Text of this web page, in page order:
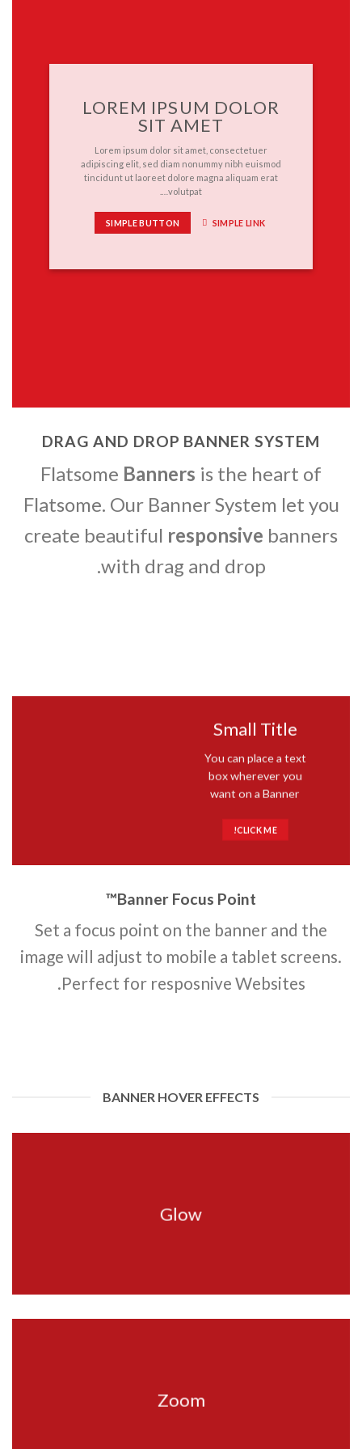
LOREM IPSUM DOLOR
SIT AMET
Lorem ipsum dolor sit amet, consectetuer
adipiscing elit, sed diam nonummy nibh euismod
tincidunt ut laoreet dolore magna aliquam erat
volutpat….
SIMPLE LINK
SIMPLE BUTTON
DRAG AND DROP BANNER SYSTEM
Flatsome Banners is the heart of
Flatsome. Our Banner System let you
create beautiful responsive banners
with drag and drop.
Small Title
You can place a text
box wherever you
want on a Banner
CLICK ME!
Banner Focus Point
™
Set a focus point on the banner and the
image will adjust to mobile a tablet screens.
Perfect for resposnive Websites.
BANNER HOVER EFFECTS
Glow
Zoom